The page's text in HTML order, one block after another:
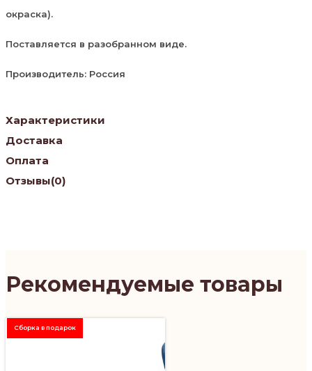
окраска).
Поставляется в разобранном виде.
Производитель: Россия
Характеристики
Доставка
Оплата
Отзывы(0)
Рекомендуемые товары
Сборка в подарок